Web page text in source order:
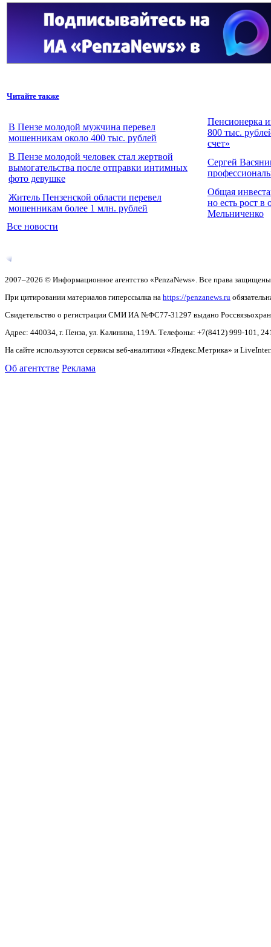
Читайте также
В Пензе молодой мужчина перевел
мошенникам около 400 тыс. рублей
Пенсионерка
800 тыс.
счет»
В Пензе молодой человек стал жертвой
вымогательства после отправки интимных
фото девушке
Сергей
Житель Пензенской области перевел
мошенникам более 1 млн. рублей
Общая
но есть рост
Мельниченко
Все новости
2007–2026 © Информационное агентство «PenzaNews». Все права
При цитировании материалов гиперссылка на https://penzanews.ru
Свидетельство о регистрации СМИ ИА №ФС77-31297 выдано
Адрес: 440034, г. Пенза, ул. Калинина, 119А. Телефоны: +7(8412) 999-101,
На сайте используются сервисы веб-аналитики «Яндекс.Метрика» и
Об агентстве Реклама